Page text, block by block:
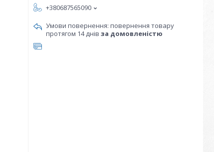
+380687565090
повернення товару
протягом 14 днів за домовленістю